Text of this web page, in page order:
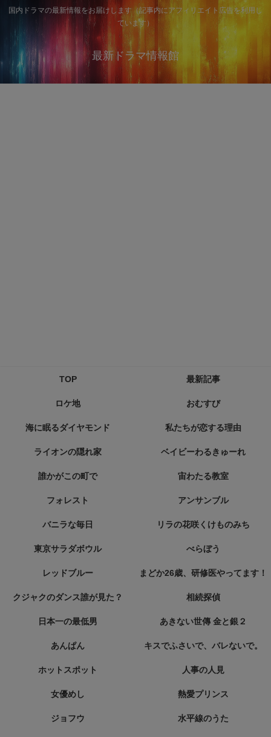
国内ドラマの最新情報をお届けします（記事内にアフィリエイト広告を利用し
ています）
最新ドラマ情報館
TOP 最新記事
ロケ地 おむすび
海に眠るダイヤモンド 私たちが恋する理由
ライオンの隠れ家 ベイビーわるきゅーれ
誰かがこの町で 宙わたる教室
フォレスト アンサンブル
バニラな毎日 リラの花咲くけものみち
東京サラダボウル べらぼう
レッドブルー まどか26歳、研修医やってます！
クジャクのダンス誰が見た？ 相続探偵
日本一の最低男 あきない世傳 金と銀２
あんぱん キスでふさいで、バレないで。
ホットスポット 人事の人見
女優めし 熱愛プリンス
ジョフウ 水平線のうた